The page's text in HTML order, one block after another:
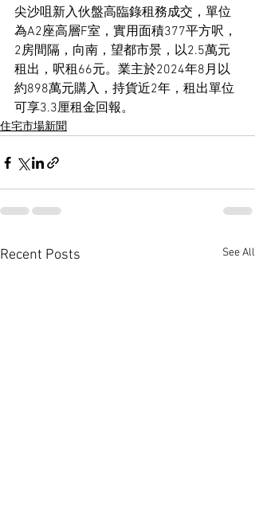
尖沙咀新入伙盤高臨錄租務成交，單位
為A2座高層F室，實用面積377平方呎，
2房間隔，向南，望都市景，以2.5萬元
租出，呎租66元。業主於2024年8月以
約898萬元購入，持貨近2年，租出單位
可享3.3厘租金回報。
住宅市場新聞
Recent Posts See All